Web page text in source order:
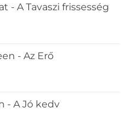
- A Tavaszi frissesség
- Az Erő
- A Jó kedv